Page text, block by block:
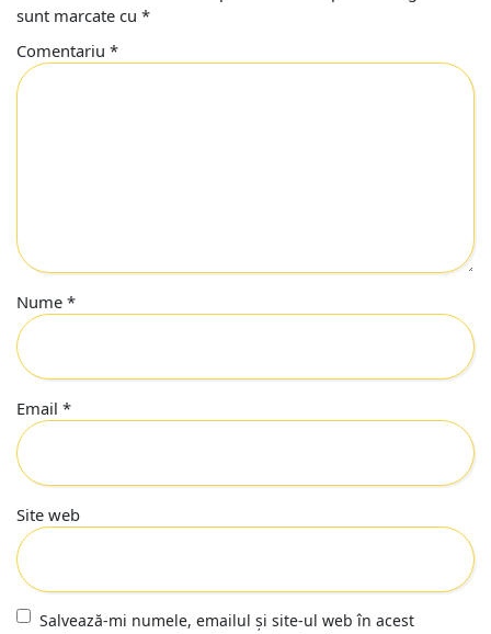
sunt marcate cu *
Comentariu *
Nume *
Email *
Site web
Salvează-mi numele, emailul și site-ul web în acest